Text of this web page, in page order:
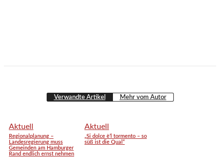
Verwandte Artikel Mehr vom Autor
Aktuell
Regionalplanung –
Landesregierung muss
Gemeinden am Hamburger
Rand endlich ernst nehmen
Aktuell
„Si dolce è’l tormento – so
süß ist die Qual“